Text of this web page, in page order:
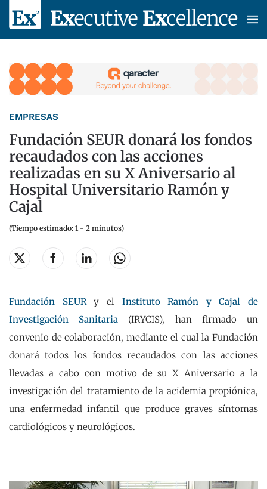
Skip to main content
EMPRESAS
Fundación SEUR donará los fondos
recaudados con las acciones
realizadas en su X Aniversario al
Hospital Universitario Ramón y
Cajal
(Tiempo estimado: 1 - 2 minutos)
Fundación SEURy elInstituto Ramón y Cajal de
Investigación Sanitaria (IRYCIS), han firmado un
convenio de colaboración, mediante el cual la Fundación
donará todos los fondos recaudados con las acciones
llevadas a cabo con motivo de su X Aniversario a la
investigación del tratamiento de la acidemia propiónica,
una enfermedad infantil que produce graves síntomas
cardiológicos y neurológicos.